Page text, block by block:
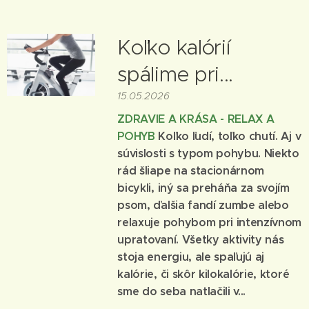
Koľko kalórií
spálime pri...
15.05.2026
ZDRAVIE A KRÁSA - RELAX A
POHYB Koľko ľudí, toľko chutí. Aj v
súvislosti s typom pohybu. Niekto
rád šliape na stacionárnom
bicykli, iný sa preháňa za svojím
psom, ďalšia fandí zumbe alebo
relaxuje pohybom pri intenzívnom
upratovaní. Všetky aktivity nás
stoja energiu, ale spaľujú aj
kalórie, či skôr kilokalórie, ktoré
sme do seba natlačili v...